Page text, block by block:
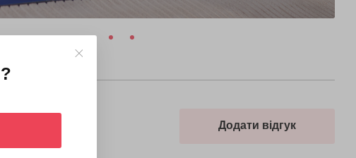
Додати відгук
?